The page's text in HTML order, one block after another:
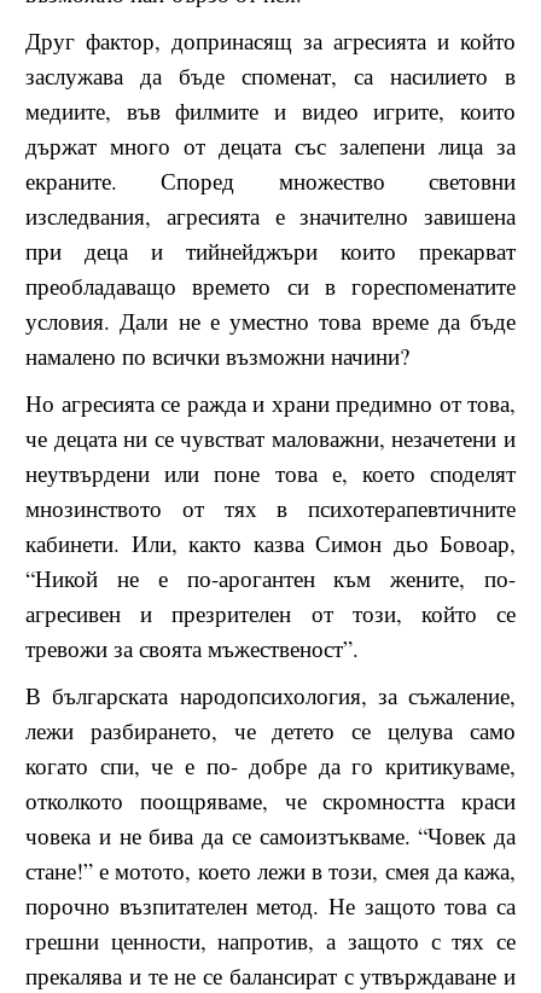
Друг фактор, допринасящ за агресията и който
заслужава да бъде споменат, са насилието в
медиите, във филмите и видео игрите, които
държат много от децата със залепени лица за
екраните. Според множество световни
изследвания, агресията е значително завишена
при деца и тийнейджъри които прекарват
преобладаващо времето си в гореспоменатите
условия. Дали не е уместно това време да бъде
намалено по всички възможни начини?
Но агресията се ражда и храни предимно от това,
че децата ни се чувстват маловажни, незачетени и
неутвърдени или поне това е, което споделят
мнозинството от тях в психотерапевтичните
кабинети. Или, както казва Симон дьо Бовоар,
“Никой не е по-арогантен към жените, по-
агресивен и презрителен от този, който се
тревожи за своята мъжественост”.
В българската народопсихология, за съжаление,
лежи разбирането, че детето се целува само
когато спи, че е по- добре да го критикуваме,
отколкото поощряваме, че скромността краси
човека и не бива да се самоизтъкваме. “Човек да
стане!” е мотото, което лежи в този, смея да кажа,
порочно възпитателен метод. Не защото това са
грешни ценности, напротив, а защото с тях се
прекалява и те не се балансират с утвърждаване и